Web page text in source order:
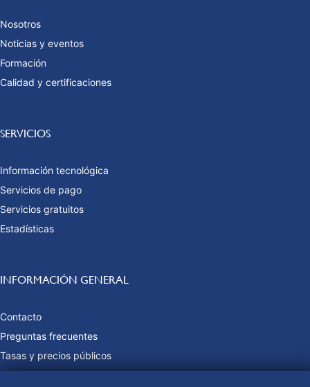
Nosotros
Noticias y eventos
Formación
Calidad y certificaciones
SERVICIOS
Información tecnológica
Servicios de pago
Servicios gratuitos
Estadísticas
INFORMACIÓN GENERAL
Contacto
Preguntas frecuentes
Tasas y precios públicos
Formas de pago